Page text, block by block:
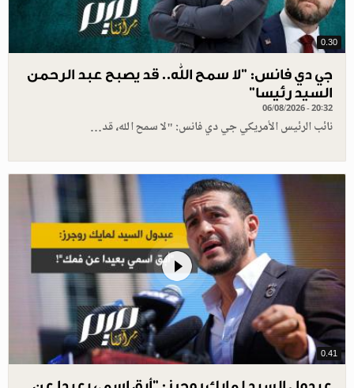
0.30
جي دي فانس: ”لا سمح الله.. قد يصبح عبد الرحمن
السيد رئيسا”
06/08/2026 - 20:32
نائب الرئيس الأمريكي جي دي فانس: "لا سمح الله، قد…
0.41